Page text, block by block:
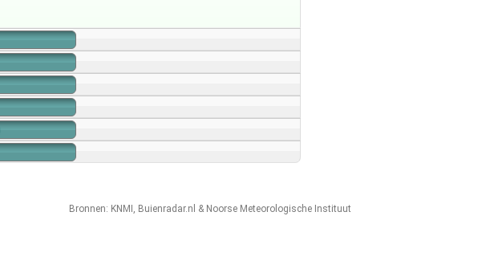
Bronnen: KNMI , Buienradar.nl & Noorse Meteorologische Instituut